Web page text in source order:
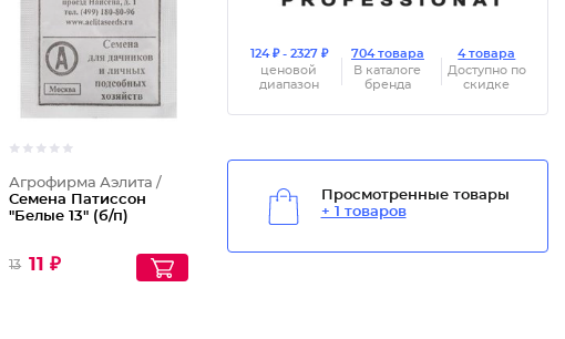
Агрофирма Аэлита /
Семена Патиссон
"Белые 13" (б/п)
13 11 ₽
124 ₽ - 2327 ₽
ценовой
диапазон
704 товара
В каталоге
бренда
4 товара
Доступно по
скидке
Просмотренные товары
+ 1 товаров